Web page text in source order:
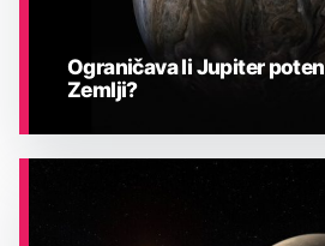
Ograničava li Jupiter
Zemlji?